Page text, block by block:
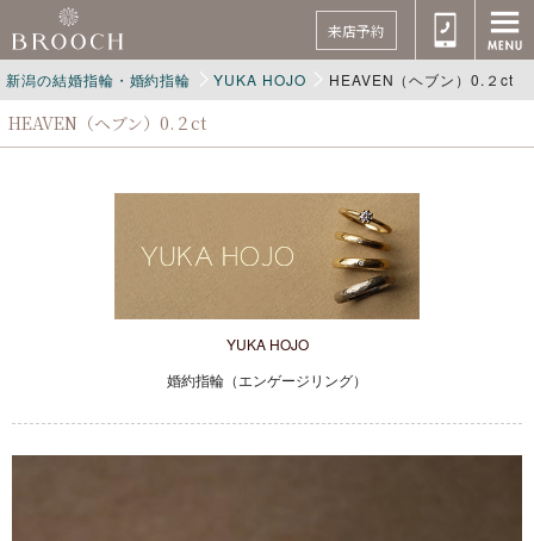
来店予約
新潟の結婚指輪・婚約指輪 YUKA HOJO HEAVEN（ヘブン）0.２ct
HEAVEN（ヘブン）0.２ct
YUKA HOJO
婚約指輪（エンゲージリング）